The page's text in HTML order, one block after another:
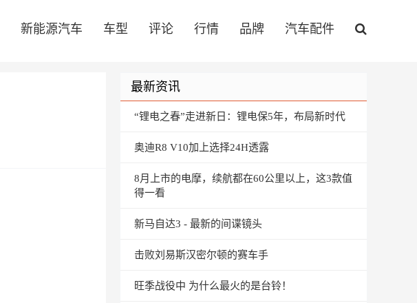
新能源汽车 车型 评论 行情 品牌 汽车配件
最新资讯
“锂电之春”走进新日：锂电保5年，布局新时代
奥迪R8 V10加上选择24H透露
8月上市的电摩，续航都在60公里以上，这3款值
得一看
新马自达3 - 最新的间谍镜头
击败刘易斯汉密尔顿的赛车手
旺季战役中 为什么最火的是台铃！